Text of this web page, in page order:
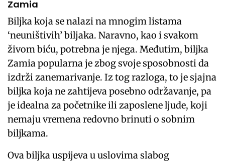
Zamia
Biljka koja se nalazi na mnogim listama
‘neuništivih’ biljaka. Naravno, kao i svakom
živom biću, potrebna je njega. Međutim, biljka
Zamia popularna je zbog svoje sposobnosti da
izdrži zanemarivanje. Iz tog razloga, to je sjajna
biljka koja ne zahtijeva posebno održavanje, pa
je idealna za početnike ili zaposlene ljude, koji
nemaju vremena redovno brinuti o sobnim
biljkama.
Ova biljka uspijeva u uslovima slabog